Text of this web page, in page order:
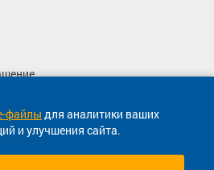
файлы для аналитики ваших
и улучшения сайта.
сообщения